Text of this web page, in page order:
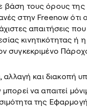
βάση τους όρους
στην Freenow ότι
απαιτήσεις που
κινητικότητας ή
συγκεκριμένο
αλλαγή και διακοπή
να απαιτεί
της